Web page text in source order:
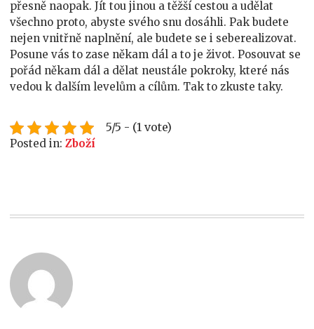
přesně naopak. Jít tou jinou a těžší cestou a udělat
všechno proto, abyste svého snu dosáhli. Pak budete
nejen vnitřně naplnění, ale budete se i seberealizovat.
Posune vás to zase někam dál a to je život. Posouvat se
pořád někam dál a dělat neustále pokroky, které nás
vedou k dalším levelům a cílům. Tak to zkuste taky.
5/5 - (1 vote)
Posted in:Zboží